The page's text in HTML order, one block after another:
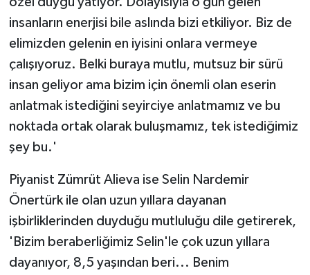
insanların enerjisi bile aslında bizi etkiliyor. Biz de
elimizden gelenin en iyisini onlara vermeye
çalışıyoruz. Belki buraya mutlu, mutsuz bir sürü
insan geliyor ama bizim için önemli olan eserin
anlatmak istediğini seyirciye anlatmamız ve bu
noktada ortak olarak buluşmamız, tek istediğimiz
şey bu.'
Piyanist Zümrüt Alieva ise Selin Nardemir
Önertürk ile olan uzun yıllara dayanan
işbirliklerinden duyduğu mutluluğu dile getirerek,
'Bizim beraberliğimiz Selin'le çok uzun yıllara
dayanıyor, 8,5 yaşından beri... Benim